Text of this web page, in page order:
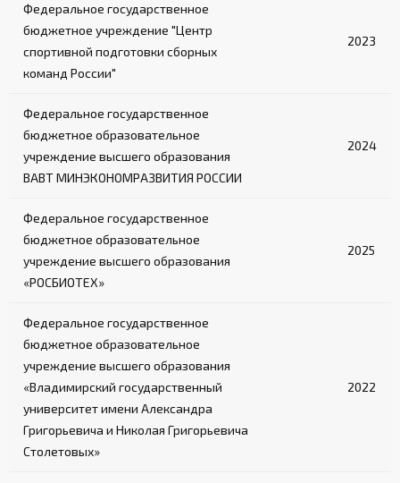
Федеральное государственное
бюджетное учреждение "Центр
спортивной подготовки сборных
команд России"
2023
Федеральное государственное
бюджетное образовательное
учреждение высшего образования
ВАВТ МИНЭКОНОМРАЗВИТИЯ РОССИИ
2024
Федеральное государственное
бюджетное образовательное
учреждение высшего образования
«РОСБИОТЕХ»
2025
Федеральное государственное
бюджетное образовательное
учреждение высшего образования
«Владимирский государственный
университет имени Александра
Григорьевича и Николая Григорьевича
Столетовых»
2022